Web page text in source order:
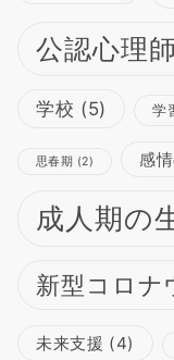
公認心理師
学校 (5) 学
思春期 (2) 感
成人期の
新型コロナ
未来支援 (4)